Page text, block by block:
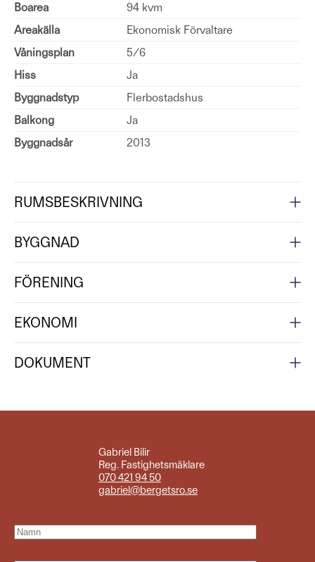
Boarea
94 kvm
Areakälla
Ekonomisk Förvaltare
Våningsplan
5/6
Hiss
Ja
Byggnadstyp
Flerbostadshus
Balkong
Ja
Byggnadsår
2013
RUMSBESKRIVNING
BYGGNAD
FÖRENING
EKONOMI
DOKUMENT
Gabriel Bilir
Reg. Fastighetsmäklare
070 421 94 50
gabriel@bergetsro.se